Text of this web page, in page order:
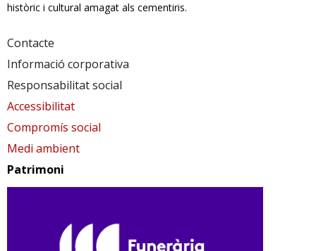
històric i cultural amagat als cementiris.
Contacte
Informació corporativa
Responsabilitat social
Accessibilitat
Compromís social
Medi ambient
Patrimoni